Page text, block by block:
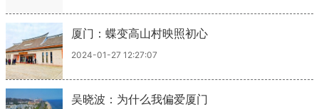
厦门：蝶变高山村映照初心
2024-01-27 12:27:07
吴晓波：为什么我偏爱厦门